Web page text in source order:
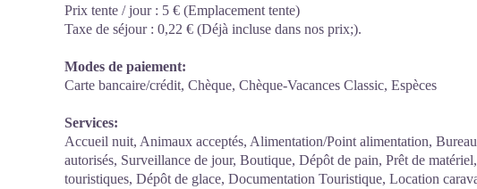
Prix tente / jour : 5 € (Emplacement tente)
Taxe de séjour : 0,22 € (Déjà incluse dans nos prix;).
Modes de paiement:
Carte bancaire/crédit, Chèque, Chèque-Vacances Classic, Espèces
Services:
Accueil nuit, Animaux acceptés, Alimentation/Point alimentation,
autorisés, Surveillance de jour, Boutique, Dépôt de pain, Prêt de
touristiques, Dépôt de glace, Documentation Touristique, Location